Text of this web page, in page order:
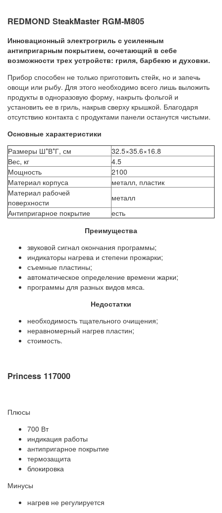
REDMOND SteakMaster RGM-M805
Инновационный электрогриль с усиленным
антипригарным покрытием, сочетающий в себе
возможности трех устройств: гриля, барбекю и духовки.
Прибор способен не только приготовить стейк, но и запечь
овощи или рыбу. Для этого необходимо всего лишь выложить
продукты в одноразовую форму, накрыть фольгой и
установить ее в гриль, накрыв сверху крышкой. Благодаря
отсутствию контакта с продуктами панели останутся чистыми.
Основные характеристики
Размеры Ш*В*Г, см
32.5×35.6×16.8
Вес, кг
4.5
Мощность
2100
Материал корпуса
металл, пластик
Материал рабочей
поверхности
металл
Антипригарное покрытие
есть
Преимущества
звуковой сигнал окончания программы;
индикаторы нагрева и степени прожарки;
съемные пластины;
автоматическое определение времени жарки;
программы для разных видов мяса.
Недостатки
необходимость тщательного очищения;
неравномерный нагрев пластин;
стоимость.
Princess 117000
Плюсы
700 Вт
индикация работы
антипригарное покрытие
термозащита
блокировка
Минусы
нагрев не регулируется